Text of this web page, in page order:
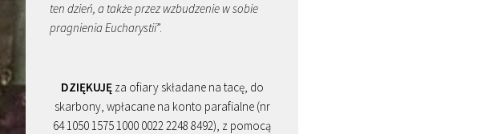
ten dzień, a także przez wzbudzenie w sobie
pragnienia Eucharystii”.
DZIĘKUJĘza ofiary składane na tacę, do
skarbony, wpłacane na konto parafialne (nr
64 1050 1575 1000 0022 2248 8492), z pomocą